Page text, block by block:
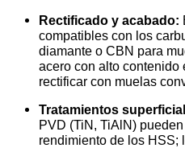
Rectificado y acabado:
compatibles con los
diamante o CBN para
acero con alto contenido
rectificar con muelas
Tratamientos
PVD (TiN, TiAlN)
rendimiento de los HSS;